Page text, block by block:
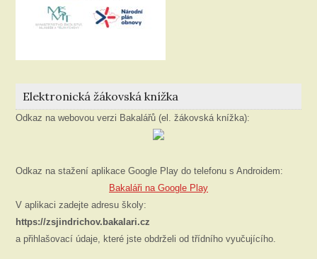
Elektronická žákovská knížka
Odkaz na webovou verzi Bakalářů (el. žákovská knížka):
Odkaz na stažení aplikace Google Play do telefonu s Androidem:
Bakaláři na Google Play
V aplikaci zadejte adresu školy:
https://zsjindrichov.bakalari.cz
a přihlašovací údaje, které jste obdrželi od třídního vyučujícího.